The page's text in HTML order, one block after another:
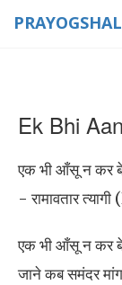
Ek Bhi
एक भी आँसू न कर
- रामावतार
एक भी आँसू न कर
जाने कब समंदर